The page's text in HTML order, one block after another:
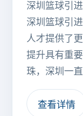
深圳篮球引
深圳篮球引
人才提供了
提升具有重
珠，深圳一
查看详情